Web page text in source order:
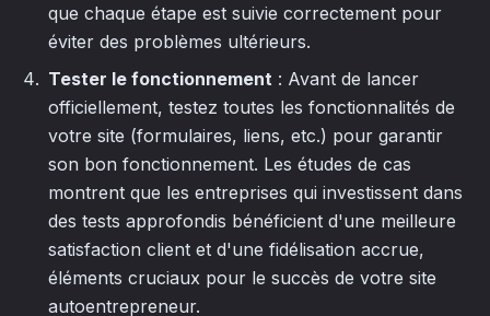
que chaque étape est suivie correctement pour
éviter des problèmes ultérieurs.
Tester le fonctionnement : Avant de lancer
officiellement, testez toutes les fonctionnalités de
votre site (formulaires, liens, etc.) pour garantir
son bon fonctionnement. Les études de cas
montrent que les entreprises qui investissent dans
des tests approfondis bénéficient d'une meilleure
satisfaction client et d'une fidélisation accrue,
éléments cruciaux pour le succès de votre site
autoentrepreneur.